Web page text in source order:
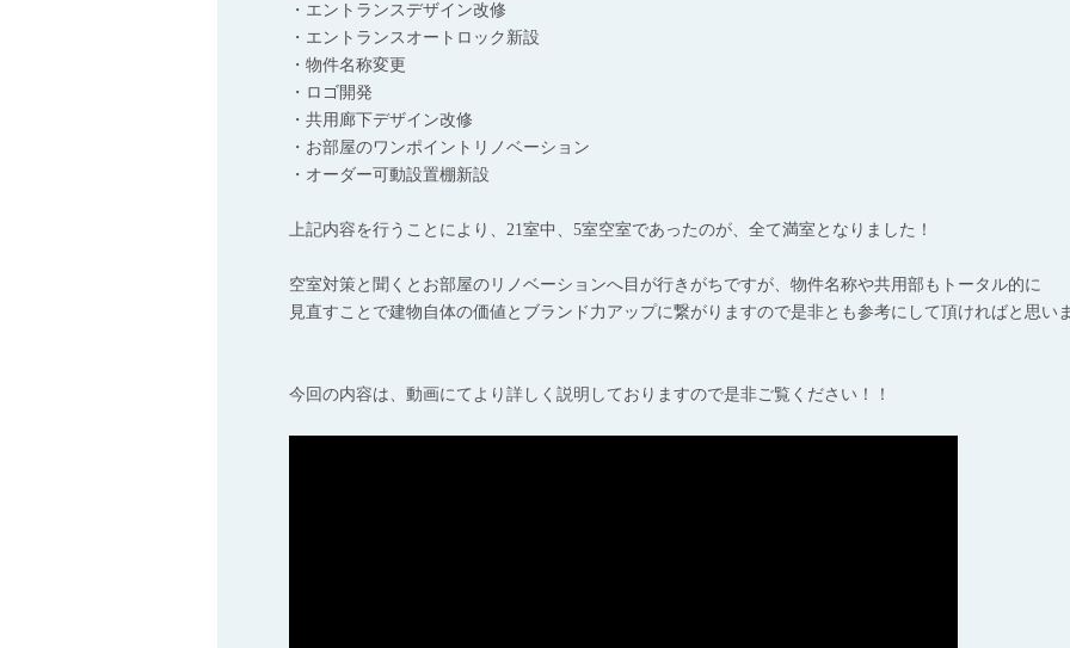
・エントランスデザイン改修
・エントランスオートロック新設
・物件名称変更
・ロゴ開発
・共用廊下デザイン改修
・お部屋のワンポイントリノベーション
・オーダー可動設置棚新設
上記内容を行うことにより、21室中、5室空室であったのが、全て満室となりました！
空室対策と聞くとお部屋のリノベーションへ目が行きがちですが、物件名称や共用部もトータル的に
見直すことで建物自体の価値とブランド力アップに繋がりますので是非とも参考にして頂ければと思い
今回の内容は、動画にてより詳しく説明しておりますので是非ご覧ください！！